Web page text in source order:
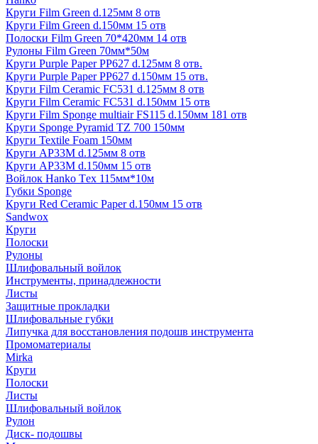
Круги Film Green d.125мм 8 отв
Круги Film Green d.150мм 15 отв
Полоски Film Green 70*420мм 14 отв
Рулоны Film Green 70мм*50м
Круги Purple Paper PP627 d.125мм 8 отв.
Круги Purple Paper PP627 d.150мм 15 отв.
Круги Film Ceramic FC531 d.125мм 8 отв
Круги Film Ceramic FC531 d.150мм 15 отв
Круги Film Sponge multiair FS115 d.150мм 181 отв
Круги Sponge Pyramid TZ 700 150мм
Круги Textile Foam 150мм
Круги AP33M d.125мм 8 отв
Круги AP33M d.150мм 15 отв
Войлок Hanko Tех 115мм*10м
Губки Sponge
Круги Red Ceramic Paper d.150мм 15 отв
Sandwox
Круги
Полоски
Рулоны
Шлифовальный войлок
Инструменты, принадлежности
Листы
Защитные прокладки
Шлифовальные губки
Липучка для восстановления подошв инструмента
Промоматериалы
Mirka
Круги
Полоски
Листы
Шлифовальный войлок
Рулон
Диск- подошвы